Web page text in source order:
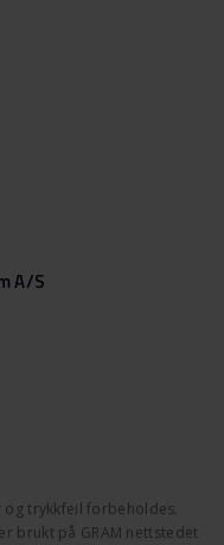
og trykkfeil forbeholdes.
brukt på GRAM nettstedet
A/S